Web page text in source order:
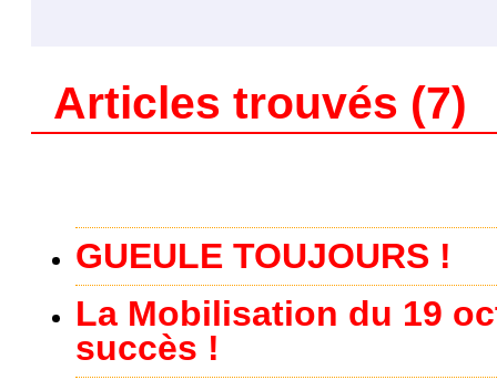
Articles trouvés (7)
GUEULE TOUJOURS !
La Mobilisation du 19
succès !